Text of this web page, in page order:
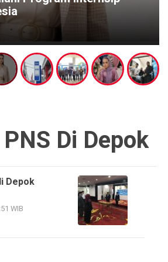
Di Depok
Depok
WIB